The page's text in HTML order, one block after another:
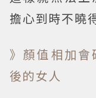
擔心到時不曉
》顏值相加
後的女人